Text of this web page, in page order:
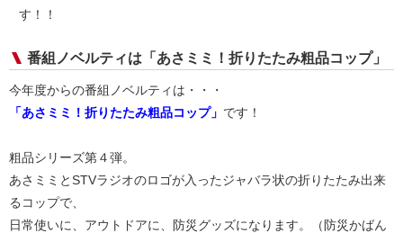
す！！
番組ノベルティは「あさミミ！折りたたみ粗品コップ」
今年度からの番組ノベルティは・・・
「あさミミ！折りたたみ粗品コップ」 です！
粗品シリーズ第４弾。
あさミミとSTVラジオのロゴが入ったジャバラ状の折りたたみ出来
るコップで、
日常使いに、アウトドアに、防災グッズになります。（防災かばん